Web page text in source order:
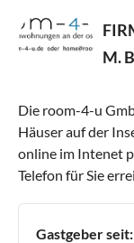
M.
Die room-4-u
Häuser auf der
online im Intenet
Telefon für Sie
Gastgeber seit: